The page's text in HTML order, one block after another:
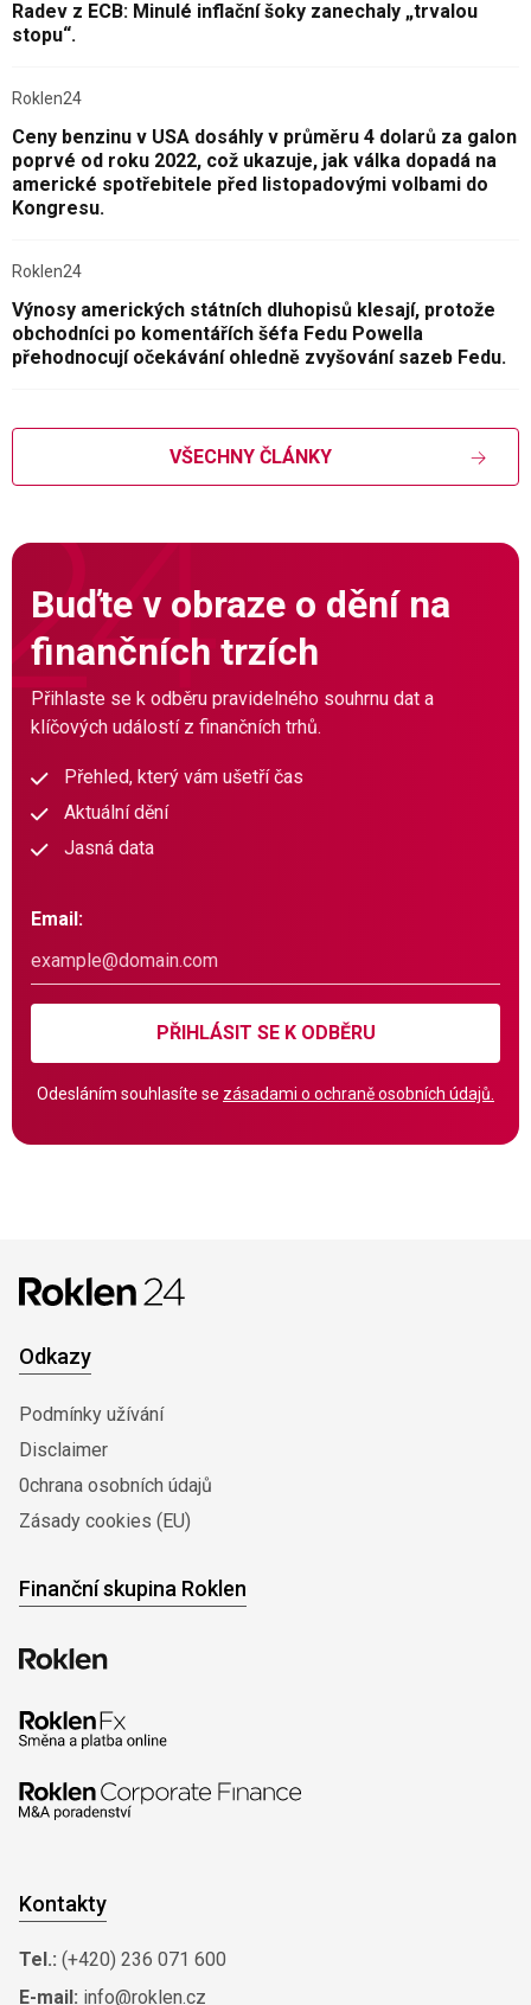
Radev z ECB: Minulé inflační šoky zanechaly „trvalou
stopu“.
Roklen24
Ceny benzinu v USA dosáhly v průměru 4 dolarů za galon
poprvé od roku 2022, což ukazuje, jak válka dopadá na
americké spotřebitele před listopadovými volbami do
Kongresu.
Roklen24
Výnosy amerických státních dluhopisů klesají, protože
obchodníci po komentářích šéfa Fedu Powella
přehodnocují očekávání ohledně zvyšování sazeb Fedu.
VŠECHNY ČLÁNKY
Buďte v obraze o dění na
finančních trzích
Přihlaste se k odběru pravidelného souhrnu dat a
klíčových událostí z finančních trhů.
Přehled, který vám ušetří čas
Aktuální dění
Jasná data
Email:
PŘIHLÁSIT SE K ODBĚRU
Odesláním souhlasíte se zásadami o ochraně osobních údajů.
Odkazy
Podmínky užívání
Disclaimer
0chrana osobních údajů
Zásady cookies (EU)
Finanční skupina Roklen
Kontakty
Tel.: (+420) 236 071 600
E-mail: info@roklen.cz